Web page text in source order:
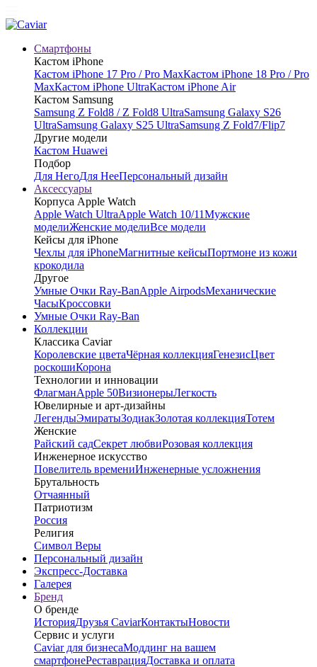
Смартфоны
Кастом iPhone
Кастом iPhone 17 Pro / Pro MaxКастом iPhone 18 Pro / Pro
MaxКастом iPhone UltraКастом iPhone Air
Кастом Samsung
Samsung Z Fold8 / Z Fold8 UltraSamsung Galaxy S26
UltraSamsung Galaxy S25 UltraSamsung Z Fold7/Flip7
Другие модели
Кастом Huawei
Подбор
Для НегоДля НееПерсональный дизайн
Аксессуары
Корпуса Apple Watch
Apple Watch UltraApple Watch 10/11Мужские
моделиЖенские моделиВсе модели
Кейсы для iPhone
Чехлы для iPhoneМагнитные кейсыПортмоне из кожи
крокодила
Другое
Умные Очки Ray-BanApple AirpodsМеханические
ЧасыКроссовки
Умные Очки Ray-Ban
Коллекции
Классика Caviar
Королевские цветаЧёрная коллекцияГенезисЦвет
роскошиКорона
Технологии и инновации
ФлагманApple 50ВизионерыЛегкость
Ювелирные и арт-дизайны
ЛегендыЭмиратыЗодиакЗолотая коллекцияТотем
Женские
Райский садСекрет любвиРозовая коллекция
Инженерное искусство
Повелитель времениИнженерные усложнения
Брутальность
Отчаянный
Патриотизм
Россия
Религия
Символ Веры
Персональный дизайн
Экспресс-Доставка
Галерея
Бренд
О бренде
ИсторияДрузья CaviarКонтактыНовости
Сервис и услуги
Caviar для бизнесаМоддинг на вашем
смартфонеРеставрацияДоставка и оплата